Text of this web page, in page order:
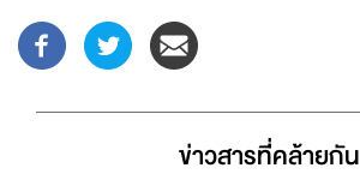
ข่าวสารที่่คล้ายกัน